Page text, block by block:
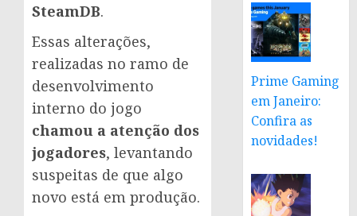
SteamDB.
Essas alterações,
realizadas no ramo de
desenvolvimento
interno do jogo
chamou a atenção dos
jogadores, levantando
suspeitas de que algo
novo está em produção.
Prime Gaming
em Janeiro:
Confira as
novidades!